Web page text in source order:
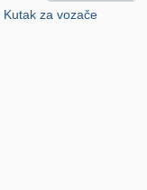
Kutak za vozače